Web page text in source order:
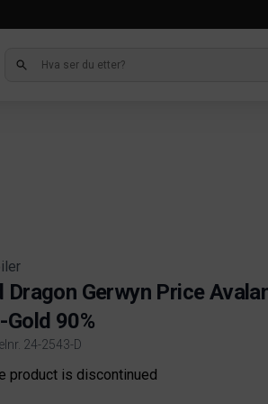
Dragon Gerwyn Price
Gold 90%
24-2543-D
information
product is discontinued